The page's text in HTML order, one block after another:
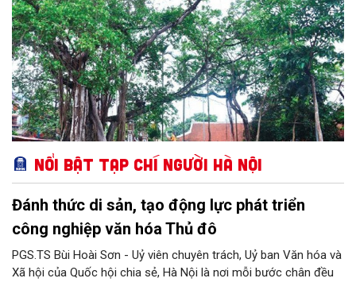
Nổi bật Tạp chí Người Hà Nội
Đánh thức di sản, tạo động lực phát triển
công nghiệp văn hóa Thủ đô
PGS.TS Bùi Hoài Sơn - Uỷ viên chuyên trách, Uỷ ban Văn hóa và
Xã hội của Quốc hội chia sẻ, Hà Nội là nơi mỗi bước chân đều